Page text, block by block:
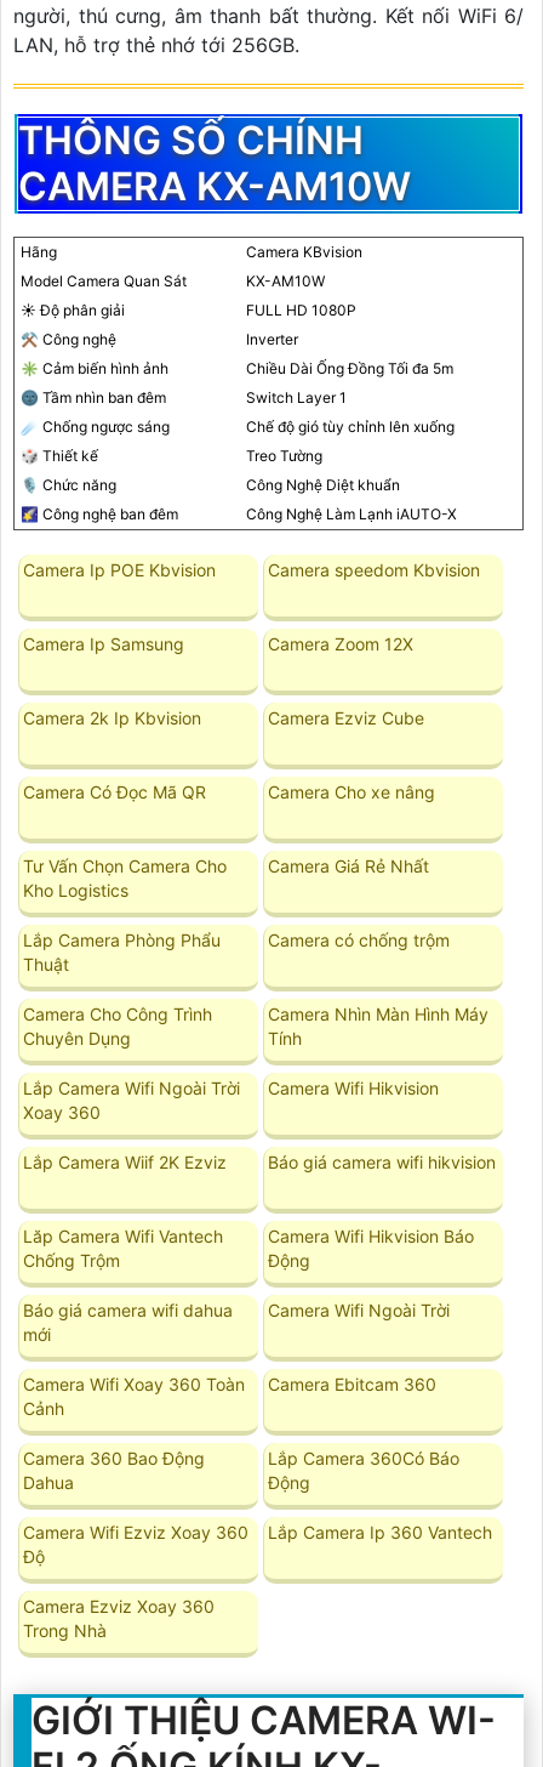
người, thú cưng, âm thanh bất thường. Kết nối WiFi 6/
LAN, hỗ trợ thẻ nhớ tới 256GB.
THÔNG SỐ CHÍNH
CAMERA KX-AM10W
Hãng
Camera KBvision
Model Camera Quan Sát
KX-AM10W
☀️ Độ phân giải
FULL HD 1080P
⚒ Công nghệ
Inverter
✳️ Cảm biến hình ảnh
Chiều Dài Ống Đồng Tối đa 5m
🌚 Tầm nhìn ban đêm
Switch Layer 1
☄️ Chống ngược sáng
Chế độ gió tùy chỉnh lên xuống
🎲 Thiết kế
Treo Tường
🎙 Chức năng
Công Nghệ Diệt khuẩn
🌠 Công nghệ ban đêm
Công Nghệ Làm Lạnh iAUTO-X
Camera Ip POE Kbvision Camera speedom Kbvision
Camera Ip Samsung Camera Zoom 12X
Camera 2k Ip Kbvision Camera Ezviz Cube
Camera Có Đọc Mã QR Camera Cho xe nâng
Tư Vấn Chọn Camera Cho
Kho Logistics
Camera Giá Rẻ Nhất
Lắp Camera Phòng Phẩu
Thuật
Camera có chống trộm
Camera Cho Công Trình
Chuyên Dụng
Camera Nhìn Màn Hình Máy
Tính
Lắp Camera Wifi Ngoài Trời
Xoay 360
Camera Wifi Hikvision
Lắp Camera Wiif 2K Ezviz Báo giá camera wifi hikvision
Lăp Camera Wifi Vantech
Chống Trộm
Camera Wifi Hikvision Báo
Động
Báo giá camera wifi dahua
mới
Camera Wifi Ngoài Trời
Camera Wifi Xoay 360 Toàn
Cảnh
Camera Ebitcam 360
Camera 360 Bao Động
Dahua
Lắp Camera 360Có Báo
Động
Camera Wifi Ezviz Xoay 360
Độ
Lắp Camera Ip 360 Vantech
Camera Ezviz Xoay 360
Trong Nhà
GIỚI THIỆU CAMERA WI-